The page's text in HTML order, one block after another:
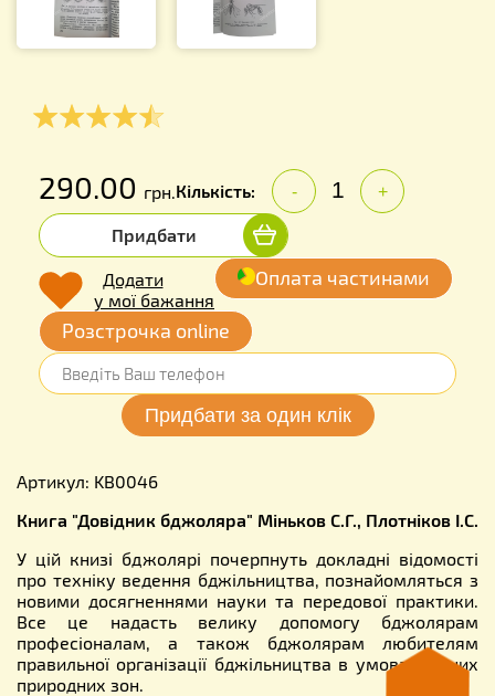
290.00 грн.Кількість: - +
Придбати
Додати
у мої бажання
Оплата частинами
Розстрочка online
Артикул: KB0046
Книга "Довідник бджоляра" Міньков С.Г., Плотніков І.С.
У цій книзі бджолярі почерпнуть докладні відомості
про техніку ведення бджільництва, познайомляться з
новими досягненнями науки та передової практики.
Все це надасть велику допомогу бджолярам
професіоналам, а також бджолярам любителям
правильної організації бджільництва в умовах різних
природних зон.